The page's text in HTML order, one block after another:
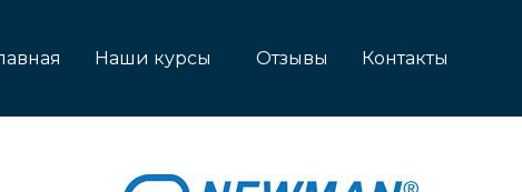
Наши курсы Отзывы Контакты